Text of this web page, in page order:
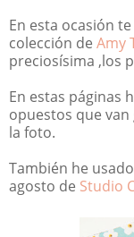
En esta ocasión
colección de Amy
preciosísima ,los
En estas páginas
opuestos que
la foto.
También he
agosto de Studio